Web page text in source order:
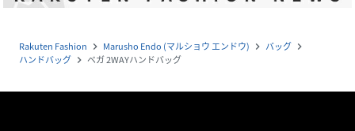
Rakuten Fashion navigate_next Marusho Endo (マルショウ エンドウ) navigate_next バッグ navigate_next
ハンドバッグ navigate_next ベガ 2WAYハンドバッグ